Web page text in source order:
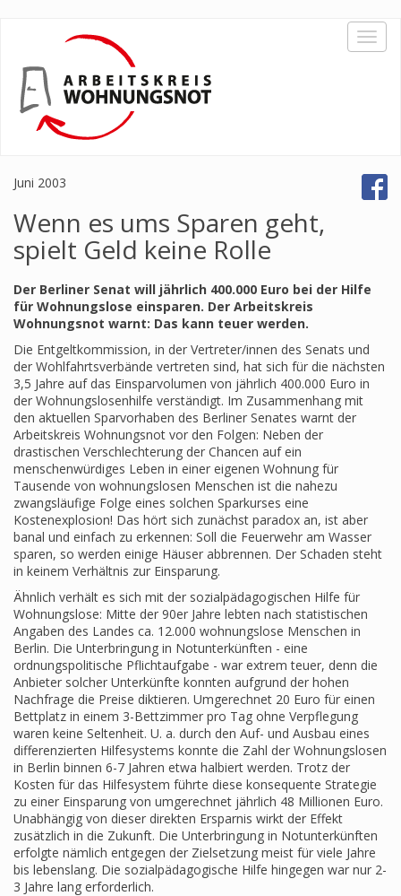
Juni 2003
Wenn es ums Sparen geht,
spielt Geld keine Rolle
Der Berliner Senat will jährlich 400.000 Euro bei der Hilfe
für Wohnungslose einsparen. Der Arbeitskreis
Wohnungsnot warnt: Das kann teuer werden.
Die Entgeltkommission, in der Vertreter/innen des Senats und
der Wohlfahrtsverbände vertreten sind, hat sich für die nächsten
3,5 Jahre auf das Einsparvolumen von jährlich 400.000 Euro in
der Wohnungslosenhilfe verständigt. Im Zusammenhang mit
den aktuellen Sparvorhaben des Berliner Senates warnt der
Arbeitskreis Wohnungsnot vor den Folgen: Neben der
drastischen Verschlechterung der Chancen auf ein
menschenwürdiges Leben in einer eigenen Wohnung für
Tausende von wohnungslosen Menschen ist die nahezu
zwangsläufige Folge eines solchen Sparkurses eine
Kostenexplosion! Das hört sich zunächst paradox an, ist aber
banal und einfach zu erkennen: Soll die Feuerwehr am Wasser
sparen, so werden einige Häuser abbrennen. Der Schaden steht
in keinem Verhältnis zur Einsparung.
Ähnlich verhält es sich mit der sozialpädagogischen Hilfe für
Wohnungslose: Mitte der 90er Jahre lebten nach statistischen
Angaben des Landes ca. 12.000 wohnungslose Menschen in
Berlin. Die Unterbringung in Notunterkünften - eine
ordnungspolitische Pflichtaufgabe - war extrem teuer, denn die
Anbieter solcher Unterkünfte konnten aufgrund der hohen
Nachfrage die Preise diktieren. Umgerechnet 20 Euro für einen
Bettplatz in einem 3-Bettzimmer pro Tag ohne Verpflegung
waren keine Seltenheit. U. a. durch den Auf- und Ausbau eines
differenzierten Hilfesystems konnte die Zahl der Wohnungslosen
in Berlin binnen 6-7 Jahren etwa halbiert werden. Trotz der
Kosten für das Hilfesystem führte diese konsequente Strategie
zu einer Einsparung von umgerechnet jährlich 48 Millionen Euro.
Unabhängig von dieser direkten Ersparnis wirkt der Effekt
zusätzlich in die Zukunft. Die Unterbringung in Notunterkünften
erfolgte nämlich entgegen der Zielsetzung meist für viele Jahre
bis lebenslang. Die sozialpädagogische Hilfe hingegen war nur 2-
3 Jahre lang erforderlich.